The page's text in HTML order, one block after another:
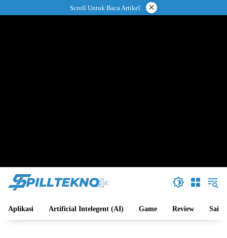
ke
Scroll Untuk Baca Artikel ×
Aplikasi Artificial Intelegent (AI) Game Review Sains